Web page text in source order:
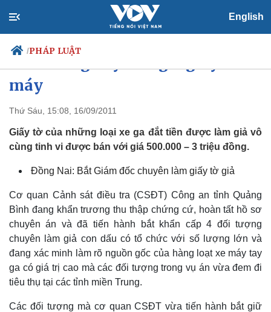
English
/PHÁP LUẬT
Chính trị
Đảng
Tổ chức nhân sự
Nhận diện sự thật
Tin 24h
Dự báo thời tiết
Dấu ấn VOV
Biển đảo
máy
Thứ Sáu, 15:08, 16/09/2011
Giấy tờ của những loại xe ga đắt tiền được làm giả vô
cùng tinh vi được bán với giá 500.000 – 3 triệu đồng.
Đồng Nai: Bắt Giám đốc chuyên làm giấy tờ giả
Cơ quan Cảnh sát điều tra (CSĐT) Công an tỉnh Quảng
Bình đang khẩn trương thu thập chứng cứ, hoàn tất hồ sơ
chuyên án và đã tiến hành bắt khẩn cấp 4 đối tượng
chuyên làm giả con dấu có tổ chức với số lượng lớn và
đang xác minh làm rõ nguồn gốc của hàng loạt xe máy tay
ga có giá trị cao mà các đối tượng trong vụ án vừa đem đi
tiêu thụ tại các tỉnh miền Trung.
Các đối tượng mà cơ quan CSĐT vừa tiến hành bắt giữ